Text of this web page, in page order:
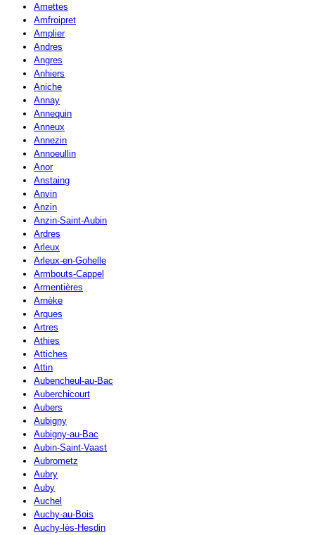
Amettes
Amfroipret
Amplier
Andres
Angres
Anhiers
Aniche
Annay
Annequin
Anneux
Annezin
Annoeullin
Anor
Anstaing
Anvin
Anzin
Anzin-Saint-Aubin
Ardres
Arleux
Arleux-en-Gohelle
Armbouts-Cappel
Armentières
Arnèke
Arques
Artres
Athies
Attiches
Attin
Aubencheul-au-Bac
Auberchicourt
Aubers
Aubigny
Aubigny-au-Bac
Aubin-Saint-Vaast
Aubrometz
Aubry
Auby
Auchel
Auchy-au-Bois
Auchy-lès-Hesdin